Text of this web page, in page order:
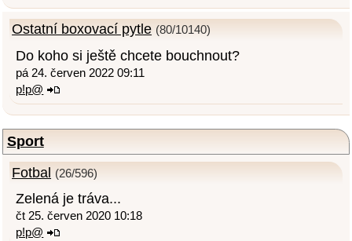
Ostatní boxovací pytle (80/10140)
Do koho si ještě chcete bouchnout?
pá 24. červen 2022 09:11
p!p@
Sport
Fotbal (26/596)
Zelená je tráva...
čt 25. červen 2020 10:18
p!p@